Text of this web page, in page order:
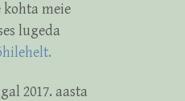
meie
lugeda
2017. aasta